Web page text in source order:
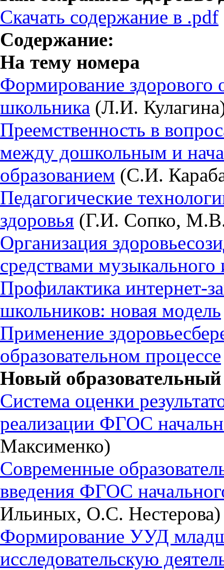
Скачать содержание в .pdf
Содержание:
На тему номера
Формирование здорового
школьника (Л.И.
Преемственность в
между дошкольным и
образованием (С.И.
Педагогические
здоровья (Г.И. Сопко,
Организация
средствами музыкального
Профилактика интернет-
школьников: новая модель
Применение
образовательном процессе
Новый образовательный
Система оценки
реализации ФГОС
Максименко)
Современные
введения ФГОС
Ильиных, О.С. Нестерова)
Формирование УУД
исследовательскую